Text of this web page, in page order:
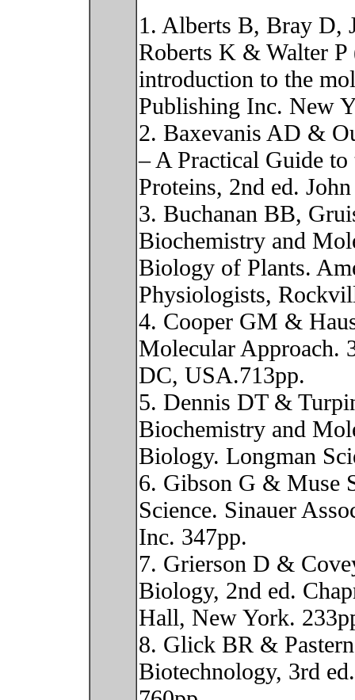
1. Alberts B, Bray D,
Roberts K & Walter
introduction to the
Publishing Inc. New
2. Baxevanis AD &
– A Practical Guide
Proteins, 2nd ed.
3. Buchanan BB,
Biochemistry and
Biology of Plants.
Physiologists,
4. Cooper GM &
Molecular Approach.
DC, USA.713pp.
5. Dennis DT &
Biochemistry and
Biology. Longman
6. Gibson G & Muse
Science. Sinauer
Inc. 347pp.
7. Grierson D &
Biology, 2nd ed.
Hall, New York.
8. Glick BR &
Biotechnology, 3rd